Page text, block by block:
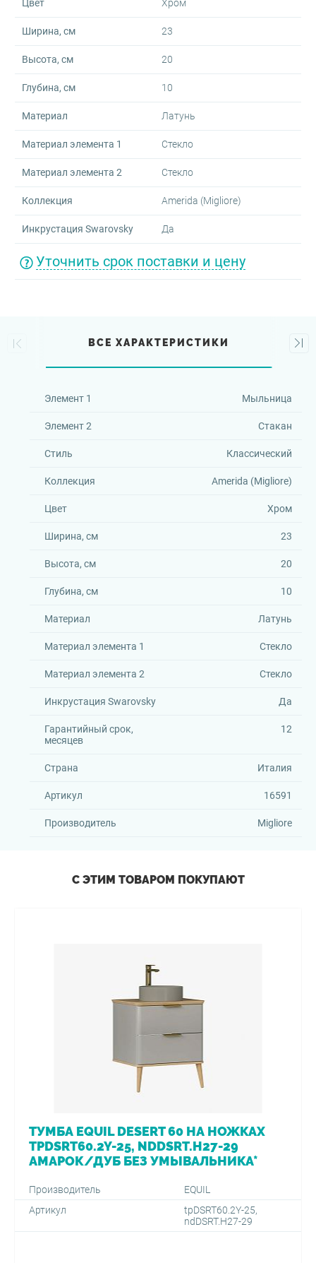
Цвет Хром
Ширина, см 23
Высота, см 20
Глубина, см 10
Материал Латунь
Материал элемента 1 Стекло
Материал элемента 2 Стекло
Коллекция Amerida (Migliore)
Инкрустация Swarovsky Да
Уточнить срок поставки и цену
ВСЕ ХАРАКТЕРИСТИКИ
Элемент 1 Мыльница
Элемент 2 Стакан
Стиль Классический
Коллекция Amerida (Migliore)
Цвет Хром
Ширина, см 23
Высота, см 20
Глубина, см 10
Материал Латунь
Материал элемента 1 Стекло
Материал элемента 2 Стекло
Инкрустация Swarovsky Да
Гарантийный срок,
месяцев
12
Страна Италия
Артикул 16591
Производитель Migliore
С ЭТИМ ТОВАРОМ ПОКУПАЮТ
ТУМБА EQUIL DESERT 60 НА НОЖКАХ
TPDSRT60.2Y-25, NDDSRT.H27-29
АМАРОК/ДУБ БЕЗ УМЫВАЛЬНИКА*
Производитель
EQUIL
Артикул
tpDSRT60.2Y-25,
ndDSRT.H27-29